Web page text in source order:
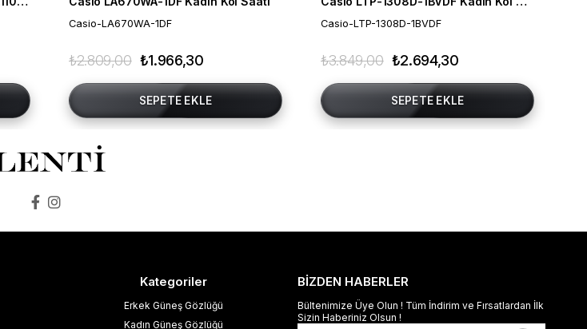
Casio-LA670WA-1DF
₺1.966,30
₺2.809,00
SEPETE EKLE
Casio-LTP-1308D-1BVDF
₺2.694,30
₺3.849,00
SEPETE EKLE
Kategoriler
Erkek Güneş Gözlüğü
Kadın Güneş Gözlüğü
BİZDEN HABERLER
Bültenimize Üye Olun ! Tüm İndirim ve Fırsatlardan İlk
Sizin Haberiniz Olsun !